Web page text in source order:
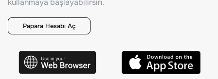
kullanmaya başlayabilirsin.
Papara Hesabı Aç